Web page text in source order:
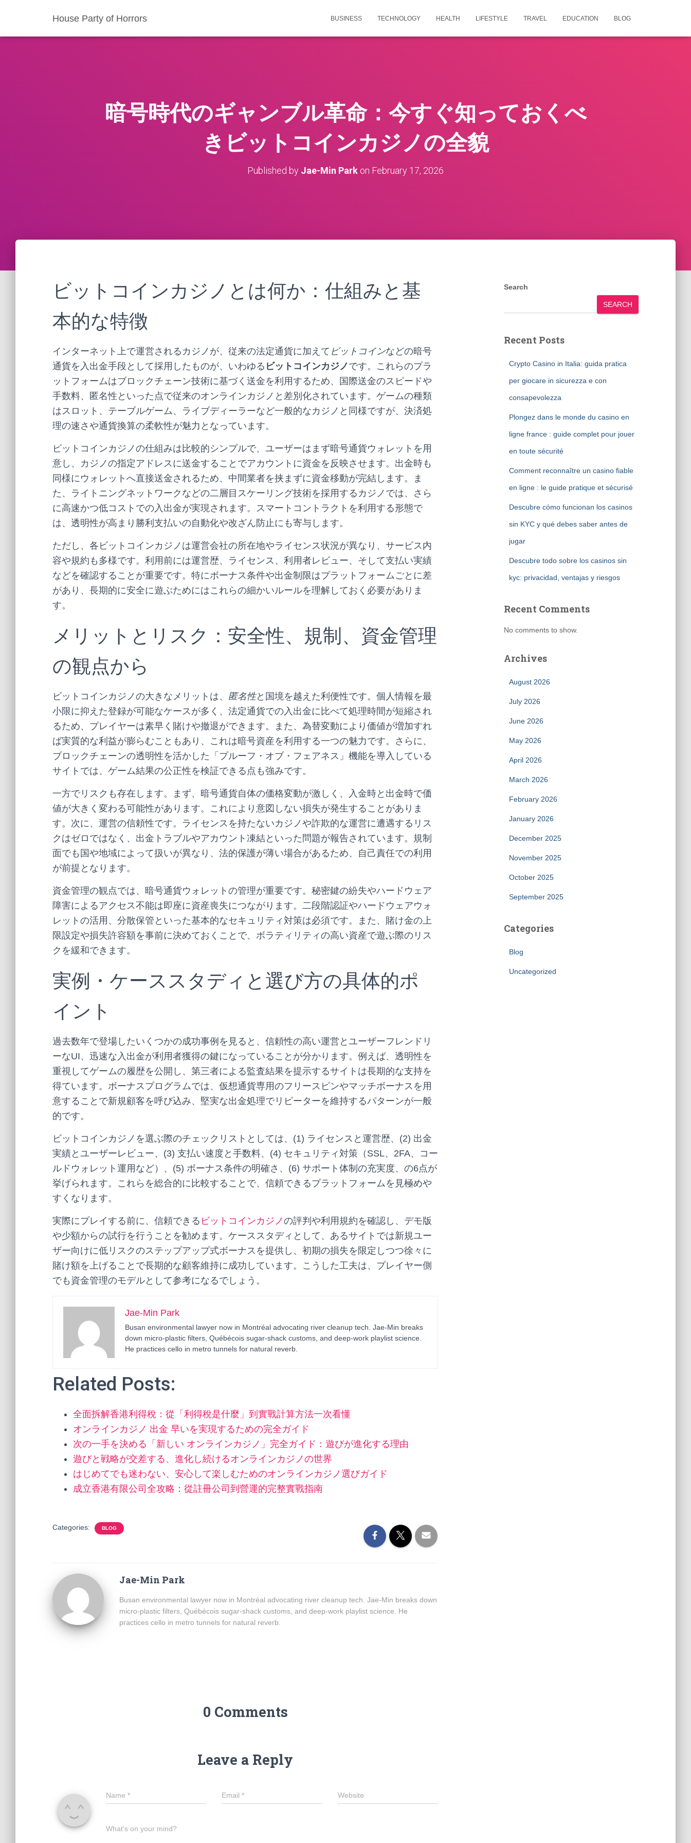
House Party of Horrors BUSINESS TECHNOLOGY HEALTH LIFESTYLE TRAVEL EDUCATION BLOG
暗号時代のギャンブル革命：今すぐ知っておくべ
きビットコインカジノの全貌
Published by Jae-Min Park on February 17, 2026
ビットコインカジノとは何か：仕組みと基
本的な特徴
インターネット上で運営されるカジノが、従来の法定通貨に加えて ビットコインなどの暗号
通貨を入出金手段として採用したものが、いわゆる ビットコインカジノ です。これらのプラ
ットフォームはブロックチェーン技術に基づく送金を利用するため、国際送金のスピードや
手数料、匿名性といった点で従来のオンラインカジノと差別化されています。ゲームの種類
はスロット、テーブルゲーム、ライブディーラーなど一般的なカジノと同様ですが、決済処
理の速さや通貨換算の柔軟性が魅力となっています。
ビットコインカジノの仕組みは比較的シンプルで、ユーザーはまず暗号通貨ウォレットを用
意し、カジノの指定アドレスに送金することでアカウントに資金を反映させます。出金時も
同様にウォレットへ直接送金されるため、中間業者を挟まずに資金移動が完結します。ま
た、ライトニングネットワークなどの二層目スケーリング技術を採用するカジノでは、さら
に高速かつ低コストでの入出金が実現されます。スマートコントラクトを利用する形態で
は、透明性が高まり勝利支払いの自動化や改ざん防止にも寄与します。
ただし、各ビットコインカジノは運営会社の所在地やライセンス状況が異なり、サービス内
容や規約も多様です。利用前には運営歴、ライセンス、利用者レビュー、そして支払い実績
などを確認することが重要です。特にボーナス条件や出金制限はプラットフォームごとに差
があり、長期的に安全に遊ぶためにはこれらの細かいルールを理解しておく必要がありま
す。
メリットとリスク：安全性、規制、資金管理
の観点から
ビットコインカジノの大きなメリットは、 匿名性と国境を越えた利便性です。個人情報を最
小限に抑えた登録が可能なケースが多く、法定通貨での入出金に比べて処理時間が短縮され
るため、プレイヤーは素早く賭けや撤退ができます。また、為替変動により価値が増加すれ
ば実質的な利益が膨らむこともあり、これは暗号資産を利用する一つの魅力です。さらに、
ブロックチェーンの透明性を活かした「プルーフ・オブ・フェアネス」機能を導入している
サイトでは、ゲーム結果の公正性を検証できる点も強みです。
一方でリスクも存在します。まず、暗号通貨自体の価格変動が激しく、入金時と出金時で価
値が大きく変わる可能性があります。これにより意図しない損失が発生することがありま
す。次に、運営の信頼性です。ライセンスを持たないカジノや詐欺的な運営に遭遇するリス
クはゼロではなく、出金トラブルやアカウント凍結といった問題が報告されています。規制
面でも国や地域によって扱いが異なり、法的保護が薄い場合があるため、自己責任での利用
が前提となります。
資金管理の観点では、暗号通貨ウォレットの管理が重要です。秘密鍵の紛失やハードウェア
障害によるアクセス不能は即座に資産喪失につながります。二段階認証やハードウェアウォ
レットの活用、分散保管といった基本的なセキュリティ対策は必須です。また、賭け金の上
限設定や損失許容額を事前に決めておくことで、ボラティリティの高い資産で遊ぶ際のリス
クを緩和できます。
実例・ケーススタディと選び方の具体的ポ
イント
過去数年で登場したいくつかの成功事例を見ると、信頼性の高い運営とユーザーフレンドリ
ーなUI、迅速な入出金が利用者獲得の鍵になっていることが分かります。例えば、透明性を
重視してゲームの履歴を公開し、第三者による監査結果を提示するサイトは長期的な支持を
得ています。ボーナスプログラムでは、仮想通貨専用のフリースピンやマッチボーナスを用
意することで新規顧客を呼び込み、堅実な出金処理でリピーターを維持するパターンが一般
的です。
ビットコインカジノを選ぶ際のチェックリストとしては、(1) ライセンスと運営歴、(2) 出金
実績とユーザーレビュー、(3) 支払い速度と手数料、(4) セキュリティ対策（SSL、2FA、コー
ルドウォレット運用など）、(5) ボーナス条件の明確さ、(6) サポート体制の充実度、の6点が
挙げられます。これらを総合的に比較することで、信頼できるプラットフォームを見極めや
すくなります。
実際にプレイする前に、信頼できる ビットコインカジノの評判や利用規約を確認し、デモ版
や少額からの試行を行うことを勧めます。ケーススタディとして、あるサイトでは新規ユー
ザー向けに低リスクのステップアップ式ボーナスを提供し、初期の損失を限定しつつ徐々に
賭け額を上げることで長期的な顧客維持に成功しています。こうした工夫は、プレイヤー側
でも資金管理のモデルとして参考になるでしょう。
Jae-Min Park
Busan environmental lawyer now in Montréal advocating river cleanup tech. Jae-Min breaks
down micro-plastic filters, Québécois sugar-shack customs, and deep-work playlist science.
He practices cello in metro tunnels for natural reverb.
Related Posts:
全面拆解香港利得稅：從「利得稅是什麼」到實戰計算方法一次看懂
オンラインカジノ 出金 早いを実現するための完全ガイド
次の一手を決める「新しい オンラインカジノ」完全ガイド：遊びが進化する理由
遊びと戦略が交差する、進化し続けるオンラインカジノの世界
はじめてでも迷わない、安心して楽しむためのオンラインカジノ選びガイド
成立香港有限公司全攻略：從註冊公司到營運的完整實戰指南
Categories: BLOG
Jae-Min Park
Busan environmental lawyer now in Montréal advocating river cleanup tech. Jae-Min breaks down
micro-plastic filters, Québécois sugar-shack customs, and deep-work playlist science. He
practices cello in metro tunnels for natural reverb.
0 Comments
Leave a Reply
Name * Email* Website
What's on your mind?
Search
SEARCH
Recent Posts
Crypto Casino in Italia: guida pratica
per giocare in sicurezza e con
consapevolezza
Plongez dans le monde du casino en
ligne france : guide complet pour jouer
en toute sécurité
Comment reconnaître un casino fiable
en ligne : le guide pratique et sécurisé
Descubre cómo funcionan los casinos
sin KYC y qué debes saber antes de
jugar
Descubre todo sobre los casinos sin
kyc: privacidad, ventajas y riesgos
Recent Comments
No comments to show.
Archives
August 2026
July 2026
June 2026
May 2026
April 2026
March 2026
February 2026
January 2026
December 2025
November 2025
October 2025
September 2025
Categories
Blog
Uncategorized